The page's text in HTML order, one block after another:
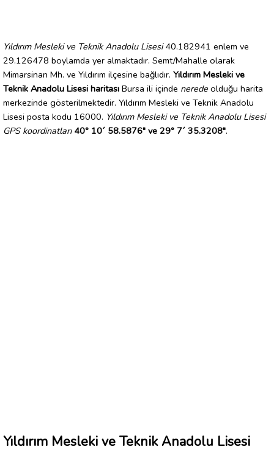
Yıldırım Mesleki ve Teknik Anadolu Lisesi40.182941 enlem ve
29.126478 boylamda yer almaktadır. Semt/Mahalle olarak
Mimarsinan Mh. ve Yıldırım ilçesine bağlıdır. Yıldırım Mesleki ve
Teknik Anadolu Lisesi haritası Bursa ili içinde nerede olduğu harita
merkezinde gösterilmektedir. Yıldırım Mesleki ve Teknik Anadolu
Lisesi posta kodu 16000. Yıldırım Mesleki ve Teknik Anadolu Lisesi
GPS koordinatları 40° 10´ 58.5876" ve 29° 7´ 35.3208".
Yıldırım Mesleki ve Teknik Anadolu Lisesi